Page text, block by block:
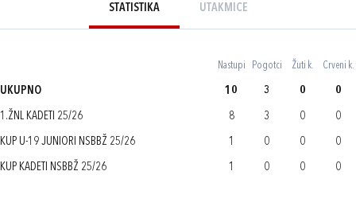
STATISTIKA UTAKMICE
Nastupi Pogotci Žuti k. Crveni k.
UKUPNO 10 3 0 0
1.ŽNL KADETI 25/26 8 3 0 0
KUP U-19 JUNIORI NSBBŽ 25/26 1 0 0 0
KUP KADETI NSBBŽ 25/26 1 0 0 0